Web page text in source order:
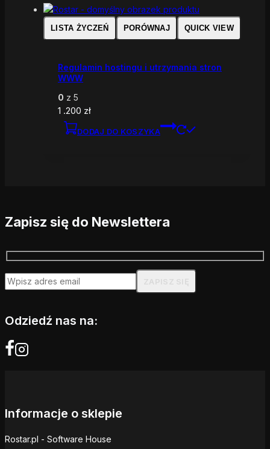
LISTA ŻYCZEŃ PORÓWNAJ QUICK VIEW
Regulamin hostingu i utrzymania stron
WWW
0 z 5
1 .200 zł
DODAJ DO KOSZYKA
Zapisz się do Newslettera
Odziedź nas na:
Informacje o sklepie
Rostar.pl - Software House